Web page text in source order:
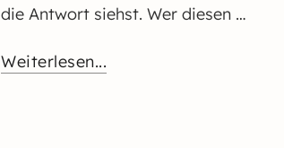
die Antwort siehst. Wer diesen …
Weiterlesen...